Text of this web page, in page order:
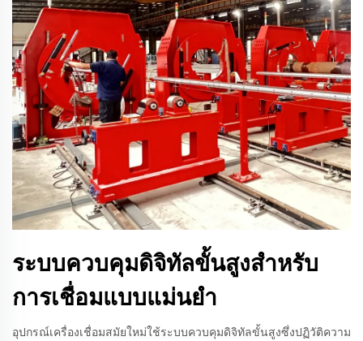
ระบบควบคุมดิจิทัลขั้นสูงสำหรับ
การเชื่อมแบบแม่นยำ
อุปกรณ์เครื่องเชื่อมสมัยใหม่ใช้ระบบควบคุมดิจิทัลขั้นสูงซึ่งปฏิวัติความ